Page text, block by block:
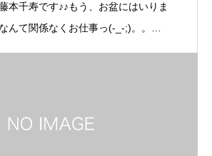
本千寿です♪♪もう、お盆にはいりま
んて関係なくお仕事っ(-_-;)。。…